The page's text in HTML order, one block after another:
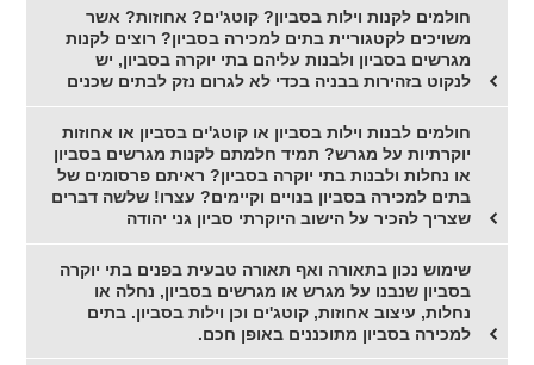
חולמים לקנות וילות בסביון? קוטג'ים? אחוזות? אשר
משויכים לקטגוריית בתים למכירה בסביון? רוצים לקנות
מגרשים בסביון ולבנות עליהם בתי יוקרה בסביון, יש
לנקוט בזהירות בבניה בכדי לא לגרום נזק לבתים שכנים
חולמים לבנות וילות בסביון או קוטג'ים בסביון או אחוזות
יוקרתיות על מגרש? תמיד חלמתם לקנות מגרשים בסביון
או נחלות ולבנות בתי יוקרה בסביון? ראיתם פרסומים של
בתים למכירה בסביון בנויים וקיימים? עצרו! שלשה דברים
שצריך להכיר על הישוב היוקרתי סביון גני יהודה
שימוש נכון בתאורה ואף תאורה טבעית בפנים בתי יוקרה
בסביון שנבנו על מגרש או מגרשים בסביון, נחלה או
נחלות, עיצוב אחוזות, קוטג'ים וכן וילות בסביון. בתים
למכירה בסביון מתוכננים באופן חכם.